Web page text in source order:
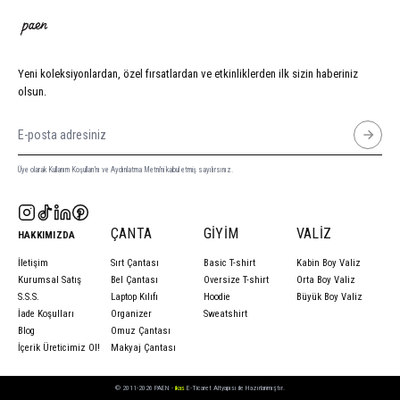
Yeni koleksiyonlardan, özel fırsatlardan ve etkinliklerden ilk sizin haberiniz
olsun.
Üye olarak Kullanım Koşulları'nı ve Aydınlatma Metni'ni kabul etmiş sayılırsınız.
HAKKIMIZDA
İletişim
Kurumsal Satış
S.S.S.
İade Koşulları
Blog
İçerik Üreticimiz Ol!
ÇANTA
Sırt Çantası
Bel Çantası
Laptop Kılıfı
Organizer
Omuz Çantası
Makyaj Çantası
GIYIM
Basic T-shirt
Oversize T-shirt
Hoodie
Sweatshirt
VALIZ
Kabin Boy Valiz
Orta Boy Valiz
Büyük Boy Valiz
© 2011-2026 PAEN - ikas E-Ticaret Altyapısı ile Hazırlanmıştır.